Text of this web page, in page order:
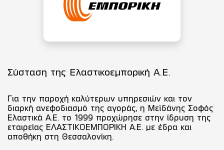
Σύσταση της Ελαστικοεμπορική Α.Ε.
Για την παροχή καλύτερων υπηρεσιών και τον
διαρκή ανεφοδιασμό της αγοράς, η Μεϊδάνης Σοφός
Ελαστικά Α.Ε. το 1999 προχώρησε στην ίδρυση της
εταιρείας ΕΛΑΣΤΙΚΟΕΜΠΟΡΙΚΗ Α.Ε. με έδρα και
αποθήκη στη Θεσσαλονίκη.